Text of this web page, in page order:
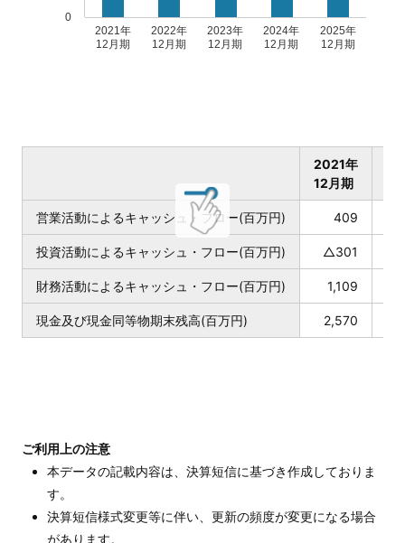
2021年
12月期
2022年
12月期
2023年
12月期
2024年
12月期
2025年
12月期
0
2021年
12月期
営業活動によるキャッシュ・フロー(百万円) 409
投資活動によるキャッシュ・フロー(百万円) △301
財務活動によるキャッシュ・フロー(百万円) 1,109
現金及び現金同等物期末残高(百万円) 2,570
ご利用上の注意
本データの記載内容は、決算短信に基づき作成しておりま
す。
決算短信様式変更等に伴い、更新の頻度が変更になる場合
があります。